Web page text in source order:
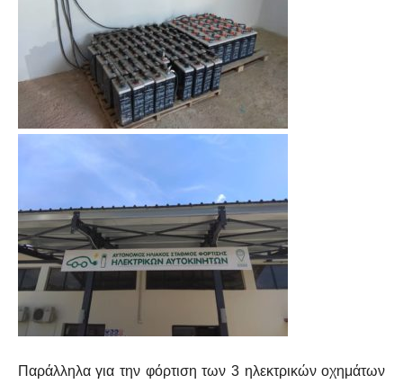
Παράλληλα για την φόρτιση των 3 ηλεκτρικών οχημάτων